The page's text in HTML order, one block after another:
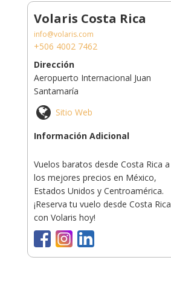
Volaris Costa Rica
info@volaris.com
+506 4002 7462
Dirección
Aeropuerto Internacional Juan
Santamaría
Sitio Web
Información Adicional
Vuelos baratos desde Costa Rica a
los mejores precios en México,
Estados Unidos y Centroamérica.
¡Reserva tu vuelo desde Costa Rica
con Volaris hoy!